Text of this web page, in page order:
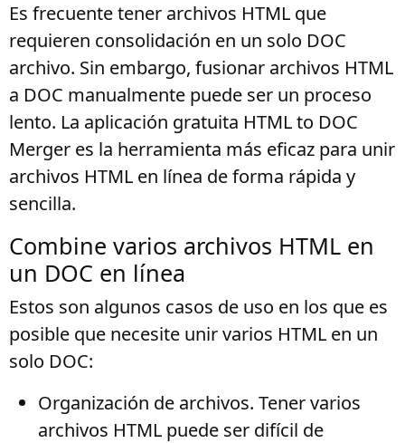
Es frecuente tener archivos HTML que
requieren consolidación en un solo DOC
archivo. Sin embargo, fusionar archivos HTML
a DOC manualmente puede ser un proceso
lento. La aplicación gratuita HTML to DOC
Merger es la herramienta más eficaz para unir
archivos HTML en línea de forma rápida y
sencilla.
Combine varios archivos HTML en
un DOC en línea
Estos son algunos casos de uso en los que es
posible que necesite unir varios HTML en un
solo DOC:
Organización de archivos. Tener varios
archivos HTML puede ser difícil de